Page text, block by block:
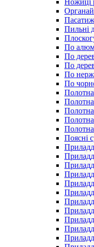
Ножиці
Пильні
По
По
По
По
По
Полотна
Поясні